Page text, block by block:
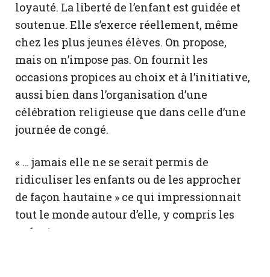
loyauté. La liberté de l’enfant est guidée et
soutenue. Elle s’exerce réellement, même
chez les plus jeunes élèves. On propose,
mais on n’impose pas. On fournit les
occasions propices au choix et à l’initiative,
aussi bien dans l’organisation d’une
célébration religieuse que dans celle d’une
journée de congé.
« … jamais elle ne se serait permis de
ridiculiser les enfants ou de les approcher
de façon hautaine » ce qui impressionnait
tout le monde autour d’elle, y compris les
enfants.